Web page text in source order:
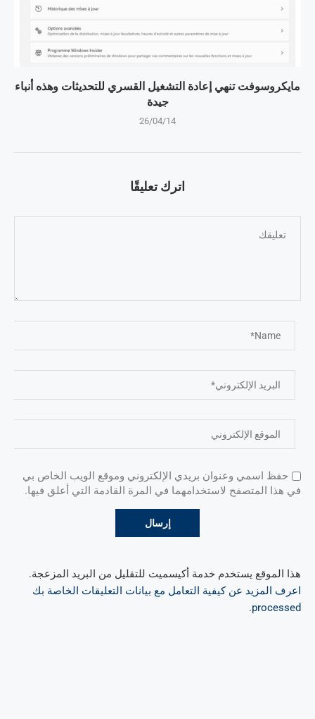
مايكروسوفت تنهي إعادة التشغيل القسري للتحديثات وهذه أنباء
جيدة
26/04/14
اترك تعليقًا
حفظ اسمي وعنوان بريدي الإلكتروني وموقع الويب الخاص بي
في هذا المتصفح لاستخدامهما في المرة القادمة التي أعلق فيها.
هذا الموقع يستخدم خدمة أكيسميت للتقليل من البريد المزعجة.
اعرف المزيد عن كيفية التعامل مع بيانات التعليقات الخاصة بك
processed
.